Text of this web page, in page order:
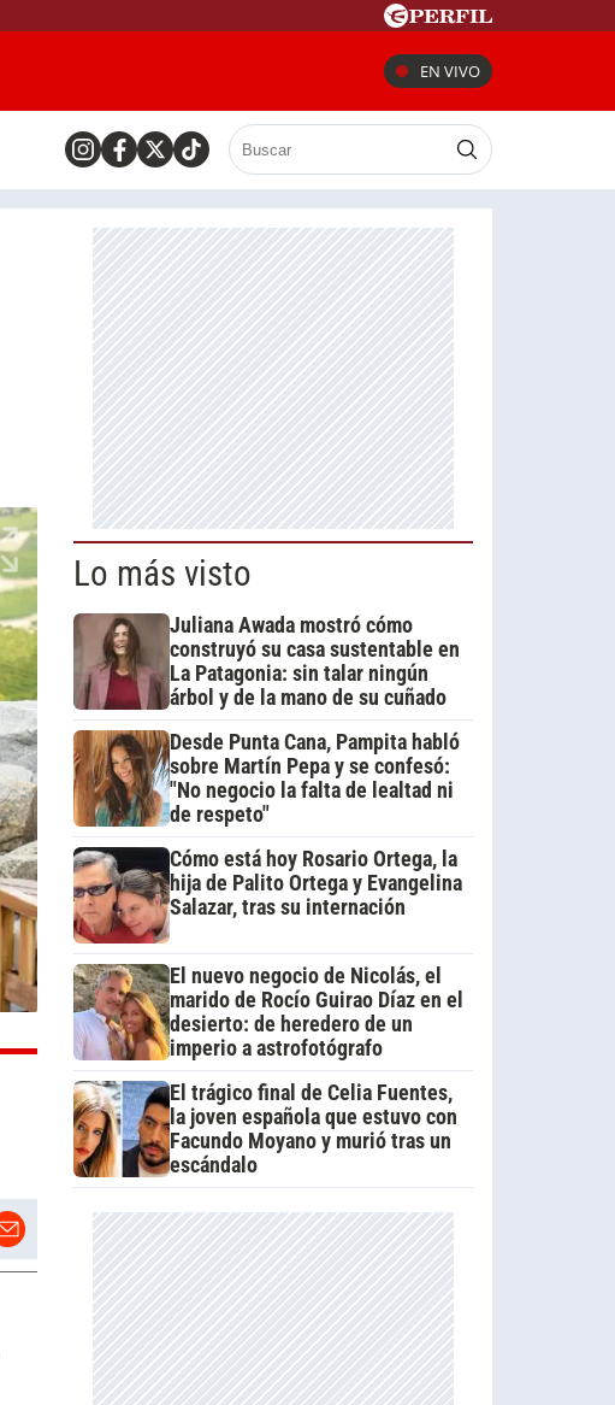
EN VIVO
Lo más visto
Juliana Awada mostró cómo
construyó su casa sustentable en
La Patagonia: sin talar ningún
árbol y de la mano de su cuñado
Desde Punta Cana, Pampita habló
sobre Martín Pepa y se confesó:
"No negocio la falta de lealtad ni
de respeto"
Cómo está hoy Rosario Ortega, la
hija de Palito Ortega y Evangelina
Salazar, tras su internación
El nuevo negocio de Nicolás, el
marido de Rocío Guirao Díaz en el
desierto: de heredero de un
imperio a astrofotógrafo
El trágico final de Celia Fuentes,
la joven española que estuvo con
Facundo Moyano y murió tras un
escándalo